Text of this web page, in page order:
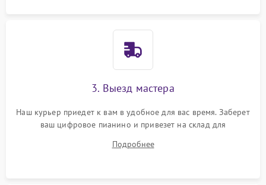
3. Выезд мастера
Наш курьер приедет к вам в удобное для вас время. Заберет
ваш цифровое пианино и привезет на склад для
Подробнее